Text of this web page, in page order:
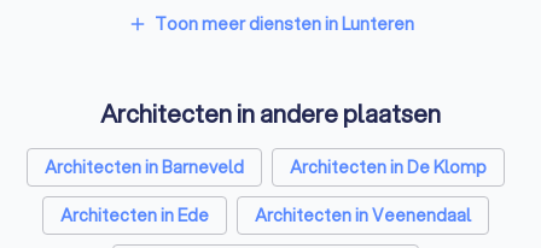
Isolatiebedrijven in Lunteren
Zonwering specialisten in Lunteren
Badkamer installateurs in Lunteren
Traprenovatie bedrijven in Lunteren
add Toon meer diensten in Lunteren
Architecten in andere plaatsen
Architecten in Barneveld
Architecten in De Klomp
Architecten in Ede
Architecten in Veenendaal